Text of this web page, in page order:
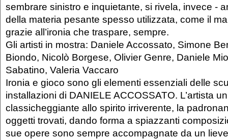
sembrare sinistro e inquietante, si rivela, invece -
della materia pesante spesso utilizzata, come il
grazie all’ironia che traspare, sempre.
Gli artisti in mostra: Daniele Accossato, Simone
Biondo, Nicolò Borgese, Olivier Genre, Daniele
Sabatino, Valeria Vaccaro
Ironia e gioco sono gli elementi essenziali delle
installazioni di DANIELE ACCOSSATO. L’artista
classicheggiante allo spirito irriverente, la
oggetti trovati, dando forma a spiazzanti
sue opere sono sempre accompagnate da un